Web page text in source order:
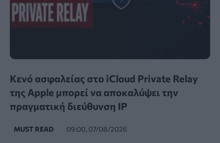
Κενό ασφαλείας στο iCloud Private Relay
της Apple μπορεί να αποκαλύψει την
πραγματική διεύθυνση IP
MUST READ 09:00, 07/08/2026